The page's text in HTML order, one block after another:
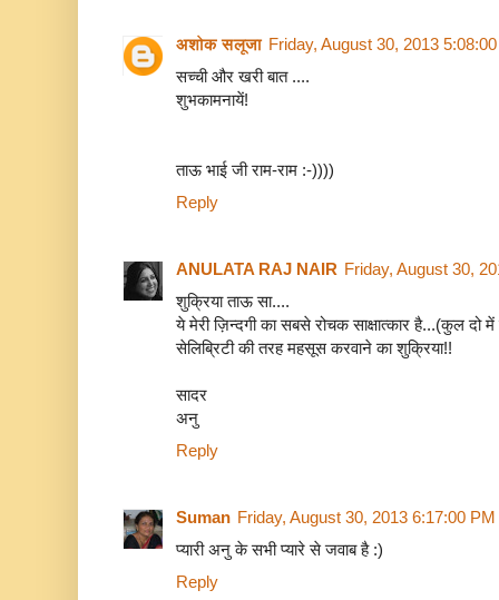
अशोक सलूजा Friday, August 30, 2013
सच्ची और खरी बात ....
शुभकामनायें!
ताऊ भाई जी राम-राम :-))))
Reply
ANULATA RAJ NAIR Friday, August 30,
शुक्रिया ताऊ सा....
ये मेरी ज़िन्दगी का सबसे रोचक साक्षात्कार है...(कुल दो
सेलिब्रिटी की तरह महसूस करवाने का शुक्रिया!!
सादर
अनु
Reply
Suman Friday, August 30, 2013 6:17:00 PM
प्यारी अनु के सभी प्यारे से जवाब है :)
Reply